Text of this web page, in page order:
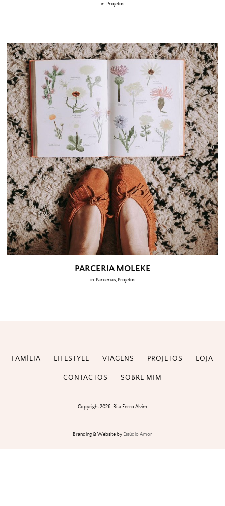
in: Projetos
PARCERIA MOLEKE
in: Parcerias, Projetos
FAMÍLIA LIFESTYLE VIAGENS PROJETOS LOJA
CONTACTOS SOBRE MIM
Copyright 2026. Rita Ferro Alvim
Branding & Website by Estúdio Amor